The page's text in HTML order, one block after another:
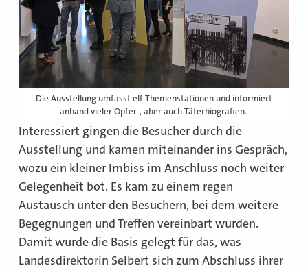
Die Ausstellung umfasst elf Themenstationen und informiert
anhand vieler Opfer-, aber auch Täterbiografien.
Interessiert gingen die Besucher durch die
Ausstellung und kamen miteinander ins Gespräch,
wozu ein kleiner Imbiss im Anschluss noch weiter
Gelegenheit bot. Es kam zu einem regen
Austausch unter den Besuchern, bei dem weitere
Begegnungen und Treffen vereinbart wurden.
Damit wurde die Basis gelegt für das, was
Landesdirektorin Selbert sich zum Abschluss ihrer